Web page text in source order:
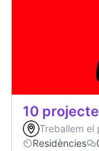
10
Treballem el
Residències